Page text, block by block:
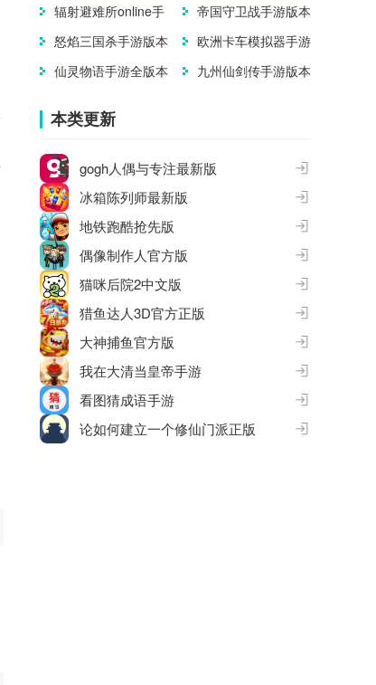
辐射避难所online手
帝国守卫战手游版本
怒焰三国杀手游版本
欧洲卡车模拟器手游
仙灵物语手游全版本
九州仙剑传手游版本
本类更新
gogh人偶与专注最新版
冰箱陈列师最新版
地铁跑酷抢先版
偶像制作人官方版
猫咪后院2中文版
猎鱼达人3D官方正版
大神捕鱼官方版
我在大清当皇帝手游
看图猜成语手游
论如何建立一个修仙门派正版